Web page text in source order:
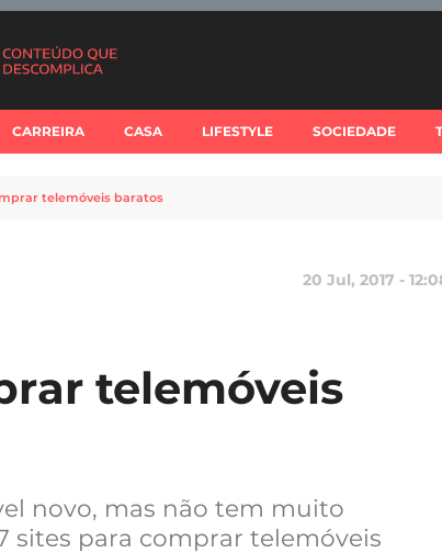
CARREIRA CASA LIFESTYLE SOCIEDADE
telemóveis baratos
20 Jul, 2017 -
telemóveis
novo, mas não tem muito
sites para comprar telemóveis